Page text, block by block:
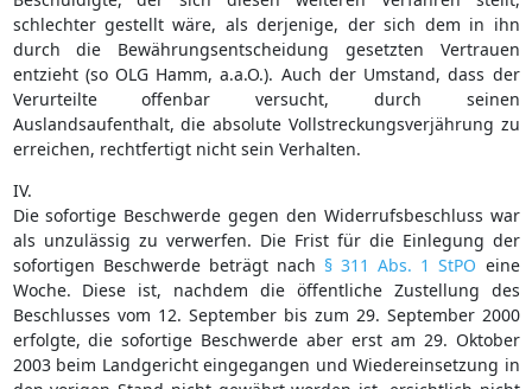
schlechter gestellt wäre, als derjenige, der sich dem in ihn
durch die Bewährungsentscheidung gesetzten Vertrauen
entzieht (so OLG Hamm, a.a.O.). Auch der Umstand, dass der
Verurteilte offenbar versucht, durch seinen
Auslandsaufenthalt, die absolute Vollstreckungsverjährung zu
erreichen, rechtfertigt nicht sein Verhalten.
IV.
Die sofortige Beschwerde gegen den Widerrufsbeschluss war
als unzulässig zu verwerfen. Die Frist für die Einlegung der
sofortigen Beschwerde beträgt nach § 311 Abs. 1 StPO eine
Woche. Diese ist, nachdem die öffentliche Zustellung des
Beschlusses vom 12. September bis zum 29. September 2000
erfolgte, die sofortige Beschwerde aber erst am 29. Oktober
2003 beim Landgericht eingegangen und Wiedereinsetzung in